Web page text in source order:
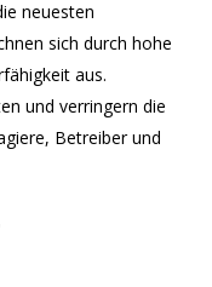
neuesten
sich durch hohe
aus.
und verringern die
Betreiber und